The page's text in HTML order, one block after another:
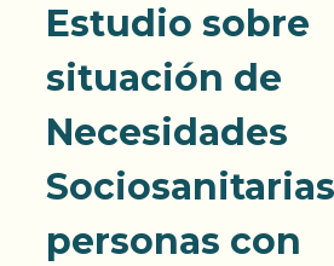
Estudio sobre
situación de
Necesidades
personas con